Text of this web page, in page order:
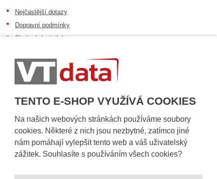
TENTO E-SHOP VYUŽÍVÁ COOKIES
Na našich webových stránkách používáme soubory
cookies. Některé z nich jsou nezbytné, zatímco jiné
nám pomáhají vylepšit tento web a váš uživatelský
zážitek. Souhlasíte s používáním všech cookies?
Nejčastější dotazy
Dopravní podmínky
Sledování zásilek
Informace k dostupnosti zboží
Obecné informace